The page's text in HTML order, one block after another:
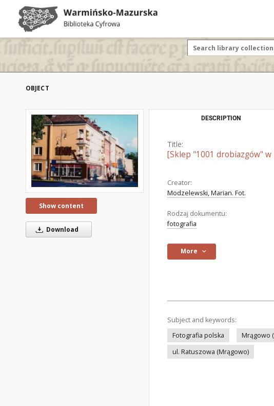
OBJECT
Show content
Download
DESCRIPTION
Title:
[Sklep "1001 drobiazgów"
Creator:
Modzelewski, Marian. Fot.
Rodzaj dokumentu:
fotografia
More
Subject and keywords:
Fotografia polska
Mrągowo
ul. Ratuszowa (Mrągowo)